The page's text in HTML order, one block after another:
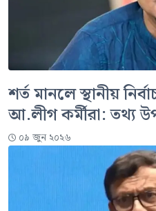
শর্ত মানলে স্থানীয়
আ.লীগ কর্মীরা: তথ্য
০৯ জুন ২০২৬